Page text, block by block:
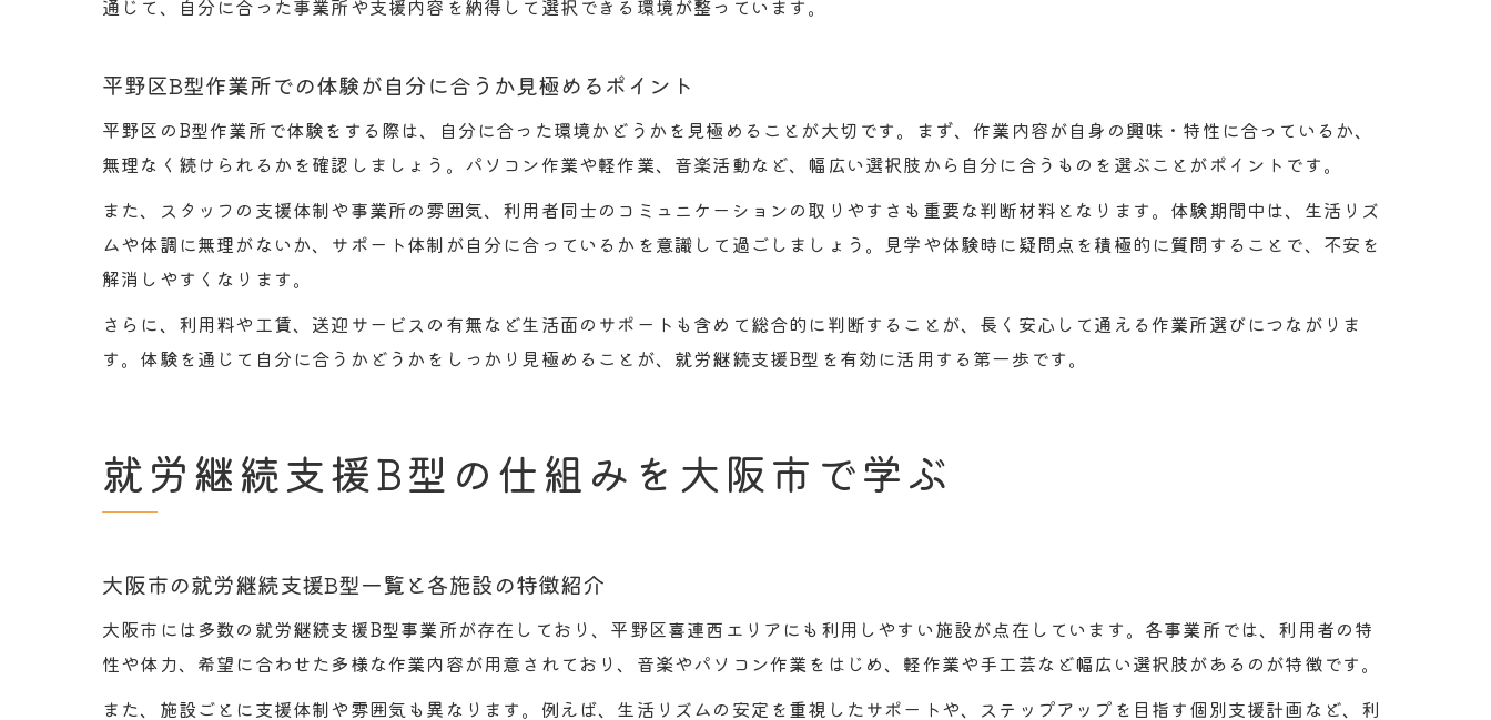
通じて、自分に合った事業所や支援内容を納得して選択できる環境が整っています。
平野区B型作業所での体験が自分に合うか見極めるポイント
平野区のB型作業所で体験をする際は、自分に合った環境かどうかを見極めることが大切です。まず、作業内容が自身の興味・特性に合っているか、
無理なく続けられるかを確認しましょう。パソコン作業や軽作業、音楽活動など、幅広い選択肢から自分に合うものを選ぶことがポイントです。
また、スタッフの支援体制や事業所の雰囲気、利用者同士のコミュニケーションの取りやすさも重要な判断材料となります。体験期間中は、生活リズ
ムや体調に無理がないか、サポート体制が自分に合っているかを意識して過ごしましょう。見学や体験時に疑問点を積極的に質問することで、不安を
解消しやすくなります。
さらに、利用料や工賃、送迎サービスの有無など生活面のサポートも含めて総合的に判断することが、長く安心して通える作業所選びにつながりま
す。体験を通じて自分に合うかどうかをしっかり見極めることが、就労継続支援B型を有効に活用する第一歩です。
就労継続支援B型の仕組みを大阪市で学ぶ
大阪市の就労継続支援B型一覧と各施設の特徴紹介
大阪市には多数の就労継続支援B型事業所が存在しており、平野区喜連西エリアにも利用しやすい施設が点在しています。各事業所では、利用者の特
性や体力、希望に合わせた多様な作業内容が用意されており、音楽やパソコン作業をはじめ、軽作業や手工芸など幅広い選択肢があるのが特徴です。
また、施設ごとに支援体制や雰囲気も異なります。例えば、生活リズムの安定を重視したサポートや、ステップアップを目指す個別支援計画など、利